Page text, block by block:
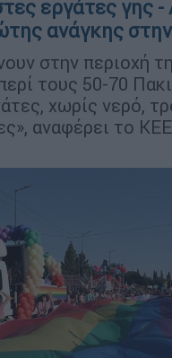
εργάτες γης -
ανάγκης
στην περιοχή
τους 50-70
χωρίς νερό,
αναφέρει το